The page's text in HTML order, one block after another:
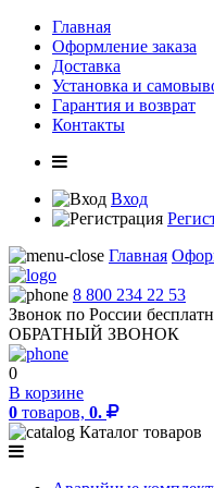
Главная
Оформление заказа
Доставка
Установка и
Гарантия и возврат
Контакты
Вход
Главная
8 800 234 22 53
Звонок по России
ОБРАТНЫЙ ЗВОНОК
0
В корзине
0 товаров, 0.
Каталог товаров